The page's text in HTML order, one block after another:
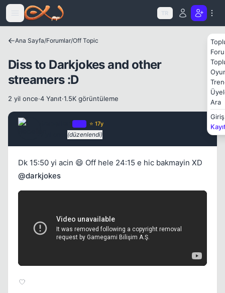
Icerige atla
TR
Ara
Giriş
Ana Sayfa/Forumlar/Off Topic
Diss to Darkjokes and other
streamers :D
2 yil once·4 Yanıt·1.5K görüntüleme
⭐ 17y
(düzenlendi)
Dk 15:50 yi acin 😄 Off hele 24:15 e hic bakmayin XD
@darkjokes
Kapat